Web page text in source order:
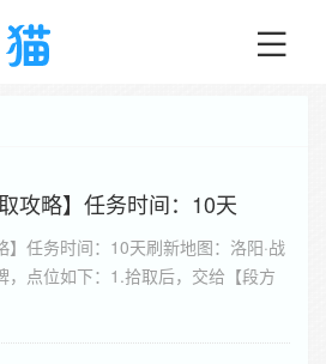
攻略】任务时间：10天
】任务时间：10天刷新地图：洛阳·战
，点位如下：1.拾取后，交给【段方